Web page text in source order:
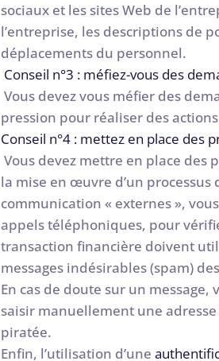
sociaux et les sites Web de
l’entreprise, les descriptions de
déplacements du personnel.
Conseil n°3 : méfiez-vous des
Vous devez vous méfier des
pression pour réaliser des
Conseil n°4 : mettez en place des
Vous devez mettre en place
la mise en œuvre d’un
communication « externes »,
appels téléphoniques, pour
transaction financière doivent
messages indésirables (spam)
En cas de doute sur un
saisir manuellement une
piratée.
Enfin, l’utilisation d’une